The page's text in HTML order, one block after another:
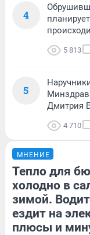
4
5 813
5
Дмитрия
4 710
МНЕНИЕ
Тепло для
холодно в
зимой.
ездит на
плюсы и